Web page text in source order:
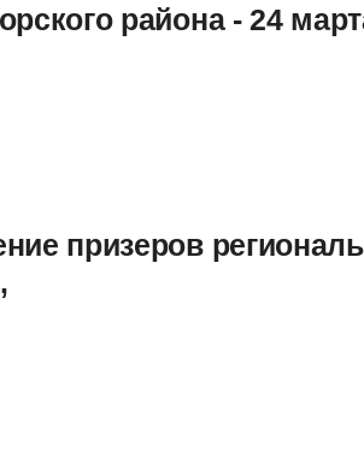
района - 24
призеров